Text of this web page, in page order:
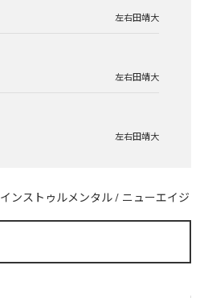
左右田靖大
左右田靖大
左右田靖大
インストゥルメンタル / ニューエイジ